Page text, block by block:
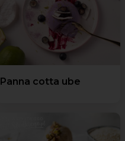
Panna cotta ube